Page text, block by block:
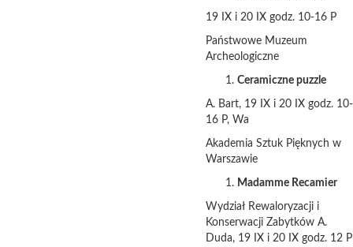
19 IX i 20 IX godz. 10-16 P
Państwowe Muzeum
Archeologiczne
Ceramiczne puzzle
A. Bart, 19 IX i 20 IX godz. 10-
16 P, Wa
Akademia Sztuk Pięknych w
Warszawie
Madamme Recamier
Wydział Rewaloryzacji i
Konserwacji Zabytków A.
Duda, 19 IX i 20 IX godz. 12 P